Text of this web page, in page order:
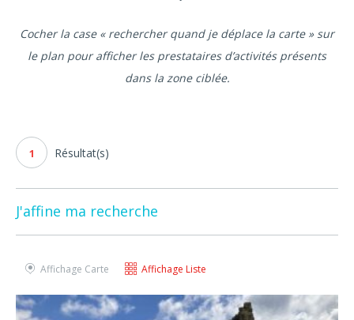
Cocher la case « rechercher quand je déplace la carte » sur
le plan pour afficher les prestataires d’activités présents
dans la zone ciblée.
1 Résultat(s)
J'affine ma recherche
Affichage Carte Affichage Liste